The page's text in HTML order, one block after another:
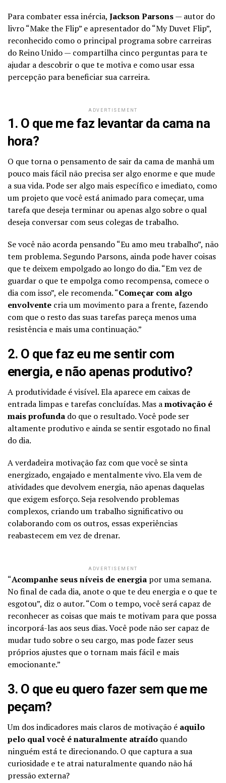
Para combater essa inércia, Jackson Parsons— autor do
livro “Make the Flip” e apresentador do “My Duvet Flip”,
reconhecido como o principal programa sobre carreiras
do Reino Unido — compartilha cinco perguntas para te
ajudar a descobrir o que te motiva e como usar essa
percepção para beneficiar sua carreira.
ADVERTISEMENT
1. O que me faz levantar da cama na
hora?
O que torna o pensamento de sair da cama de manhã um
pouco mais fácil não precisa ser algo enorme e que mude
a sua vida. Pode ser algo mais específico e imediato, como
um projeto que você está animado para começar, uma
tarefa que deseja terminar ou apenas algo sobre o qual
deseja conversar com seus colegas de trabalho.
Se você não acorda pensando “Eu amo meu trabalho”, não
tem problema. Segundo Parsons, ainda pode haver coisas
que te deixem empolgado ao longo do dia. “Em vez de
guardar o que te empolga como recompensa, comece o
dia com isso”, ele recomenda. “Começar com algo
envolvente cria um movimento para a frente, fazendo
com que o resto das suas tarefas pareça menos uma
resistência e mais uma continuação.”
2. O que faz eu me sentir com
energia, e não apenas produtivo?
A produtividade é visível. Ela aparece em caixas de
entrada limpas e tarefas concluídas. Mas amotivação é
mais profunda do que o resultado. Você pode ser
altamente produtivo e ainda se sentir esgotado no final
do dia.
A verdadeira motivação faz com que você se sinta
energizado, engajado e mentalmente vivo. Ela vem de
atividades que devolvem energia, não apenas daquelas
que exigem esforço. Seja resolvendo problemas
complexos, criando um trabalho significativo ou
colaborando com os outros, essas experiências
reabastecem em vez de drenar.
ADVERTISEMENT
“Acompanhe seus níveis de energia por uma semana.
No final de cada dia, anote o que te deu energia e o que te
esgotou”, diz o autor. “Com o tempo, você será capaz de
reconhecer as coisas que mais te motivam para que possa
incorporá-las aos seus dias. Você pode não ser capaz de
mudar tudo sobre o seu cargo, mas pode fazer seus
próprios ajustes que o tornam mais fácil e mais
emocionante.”
3. O que eu quero fazer sem que me
peçam?
Um dos indicadores mais claros de motivação é aquilo
pelo qual você é naturalmente atraído quando
ninguém está te direcionando. O que captura a sua
curiosidade e te atrai naturalmente quando não há
pressão externa?